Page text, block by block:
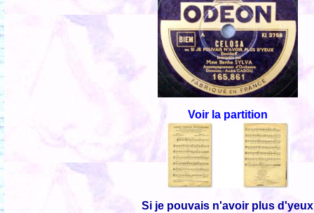
Voir la partition
Si je pouvais n'avoir plus d'yeux